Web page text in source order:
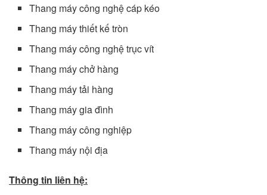
Thang máy công nghệ cáp kéo
Thang máy thiết kế tròn
Thang máy công nghệ trục vít
Thang máy chở hàng
Thang máy tải hàng
Thang máy gia đình
Thang máy công nghiệp
Thang máy nội địa
Thông tin liên hệ: